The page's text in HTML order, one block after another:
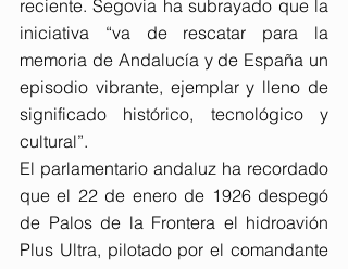
reciente. Segovia ha subrayado que la
iniciativa “va de rescatar para la
memoria de Andalucía y de España un
episodio vibrante, ejemplar y lleno de
significado histórico, tecnológico y
cultural”.
El parlamentario andaluz ha recordado
que el 22 de enero de 1926 despegó
de Palos de la Frontera el hidroavión
Plus Ultra, pilotado por el comandante